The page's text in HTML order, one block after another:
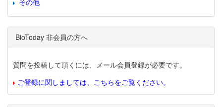
その他
BioToday 非会員の方へ
質問を投稿して頂くには、メール会員登録が必要です。
ご登録に関しましては、こちらをご覧ください。